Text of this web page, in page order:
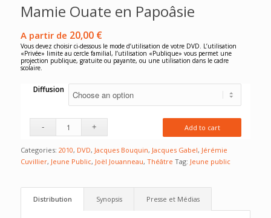
Mamie Ouate en Papoâsie
A partir de 20,00 €
Vous devez choisir ci-dessous le mode d’utilisation de votre DVD. L’utilisation
«Privée» limite au cercle familial, l’utilisation «Publique» vous permet une
projection publique, gratuite ou payante, ou une utilisation dans le cadre
scolaire.
Diffusion
Add to cart
Categories: 2010, DVD, Jacques Bouquin, Jacques Gabel, Jérémie
Cuvillier, Jeune Public, Joël Jouanneau, Théâtre Tag: Jeune public
Distribution Synopsis Presse et Médias